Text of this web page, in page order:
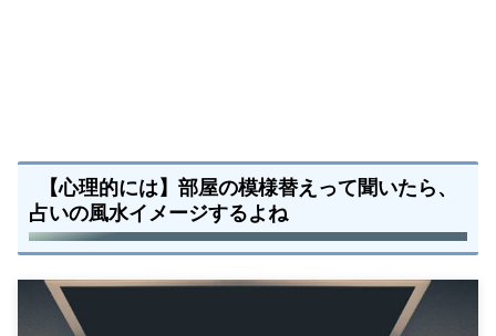
は運気が下がるんだよね！
【せっかく模様替えするなら】好きなものに囲まれ
るようにしてみよう
スターシードとカタチ・モノ
【心理的には】部屋の模様替えって聞いたら、
占いの風水イメージするよね